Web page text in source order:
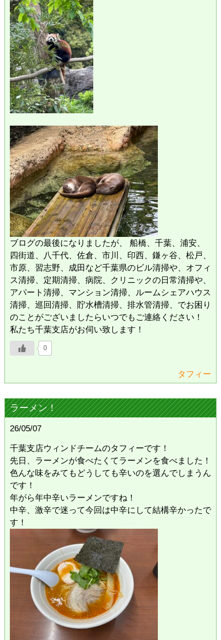
ブログの最後になりましたが、 船橋、千葉、浦安、
四街道、八千代、佐倉、市川、印西、鎌ヶ谷、松戸、
市原、習志野、成田など千葉県のビル清掃や、オフィ
ス清掃、定期清掃、病院、クリニックの日常清掃や、
アパート清掃、マンション清掃、ルームシェアハウス
清掃、巡回清掃、貯水槽清掃、排水管清掃、でお困り
のことがございましたらいつでもご連絡ください！
私たち千葉支店がお伺い致します！
0
タフィー
ラーメン！
26/05/07
千葉支店ウィンドチームのタフィーです！
先日、ラーメンが食べたくてラーメンを食べました！
色んな味をみてもどうしても辛いのを選んでしまうん
です！
年がら年中辛いラーメンですね！
中辛、激辛で迷って今回は中辛にして結構辛かったで
す！